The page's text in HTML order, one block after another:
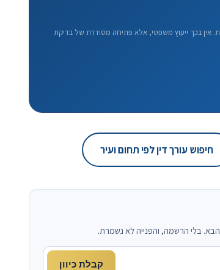
אין בכך ייעוץ משפטי, אלא פתיחה מסודרת של בדיקת
חיפוש עורך דין לפי תחום ועיר
קבלת כיוון